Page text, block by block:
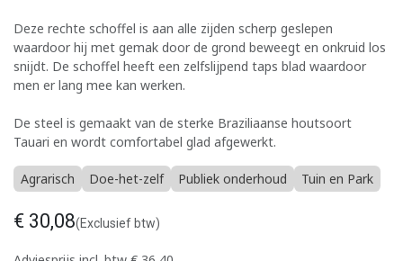
Deze rechte schoffel is aan alle zijden scherp geslepen
waardoor hij met gemak door de grond beweegt en onkruid los
snijdt. De schoffel heeft een zelfslijpend taps blad waardoor
men er lang mee kan werken.
De steel is gemaakt van de sterke Braziliaanse houtsoort
Tauari en wordt comfortabel glad afgewerkt.
Agrarisch Doe-het-zelf Publiek onderhoud Tuin en Park
€ 30,08(Exclusief btw)